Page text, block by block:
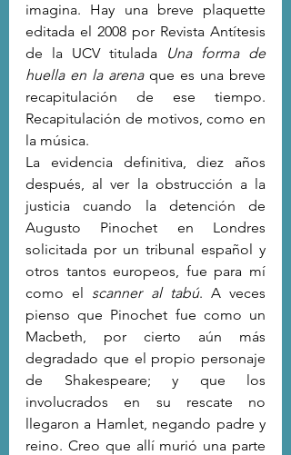
imagina. Hay una breve plaquette
editada el 2008 por Revista Antítesis
de la UCV titulada
Una forma de
huella en la arena que es una breve
recapitulación de ese tiempo.
Recapitulación de motivos, como en
la música.
La evidencia definitiva, diez años
después, al ver la obstrucción a la
justicia cuando la detención de
Augusto Pinochet en Londres
solicitada por un tribunal español y
otros tantos europeos, fue para mí
como el scanner al tabú. A veces
pienso que Pinochet fue como un
Macbeth, por cierto aún más
degradado que el propio personaje
de Shakespeare; y que los
involucrados en su rescate no
llegaron a Hamlet, negando padre y
reino. Creo que allí murió una parte